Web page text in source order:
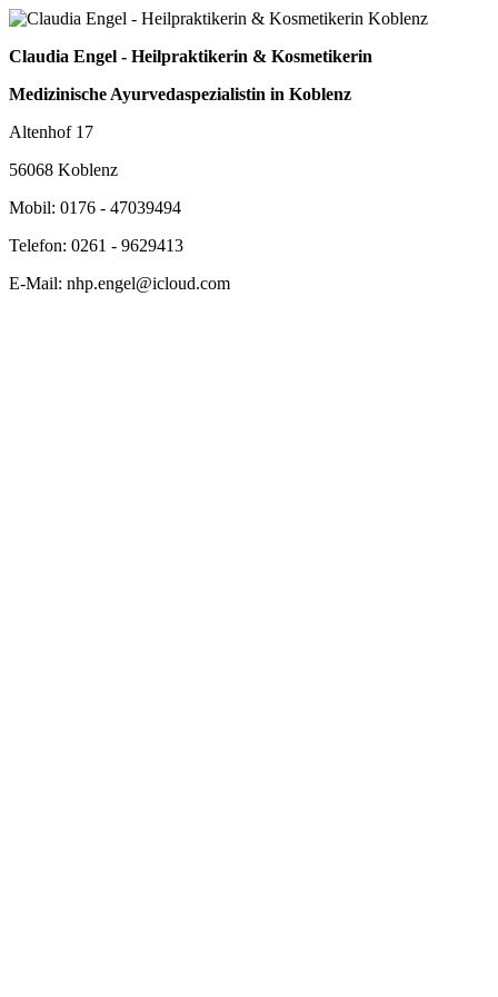
Claudia Engel - Heilpraktikerin & Kosmetikerin
Medizinische Ayurvedaspezialistin in Koblenz
Altenhof 17
56068 Koblenz
Mobil: 0176 - 47039494
Telefon: 0261 - 9629413
E-Mail: nhp.engel@icloud.com